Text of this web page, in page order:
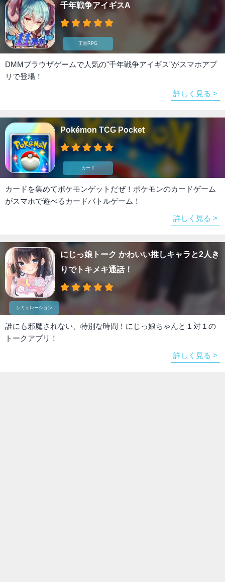
千年戦争アイギスA
王道RPG
DMMブラウザゲームで人気の"千年戦争アイギス"がスマホアプ
リで登場！
詳しく見る >
Pokémon TCG Pocket
カード
カードを集めてポケモンゲットだぜ！ポケモンのカードゲーム
がスマホで遊べるカードバトルゲーム！
詳しく見る >
にじっ娘トーク かわいい推しキャラと2人き
りでトキメキ通話！
シミュレーション
誰にも邪魔されない、特別な時間！にじっ娘ちゃんと１対１の
トークアプリ！
詳しく見る >